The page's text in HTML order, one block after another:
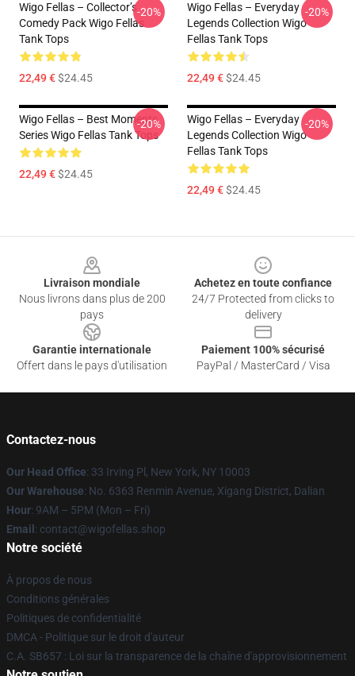
Wigo Fellas – Collector’s
Comedy Pack Wigo Fellas
Tank Tops
22,49 €$24.45
-20%
Wigo Fellas – Everyday
Legends Collection Wigo
Fellas Tank Tops
22,49 €$24.45
-20%
Wigo Fellas – Best Moments
Series Wigo Fellas Tank Tops
22,49 €$24.45
-20%
Wigo Fellas – Everyday
Legends Collection Wigo
Fellas Tank Tops
22,49 €$24.45
-20%
Livraison mondiale
Nous livrons dans plus de 200
pays
Achetez en toute confiance
24/7 Protected from clicks to
delivery
Garantie internationale
Offert dans le pays d'utilisation
Paiement 100% sécurisé
PayPal / MasterCard / Visa
Contactez-nous
Our Head Office: 33 Irving Pl, New York, NY 10003
Our Warehouse: No. 6363 Renmin Avenue, Xigang District, Dalian
Hour: 9AM – 5PM (Mon – Fri)
Email : contact@wigofellas.shop
Notre société
À propos de nous
Conditions générales
Politiques de confidentialité
DMCA - Politique sur le droit d'auteur
C.A. SB657 : Loi sur la transparence de la chaîne d'approvisionnement